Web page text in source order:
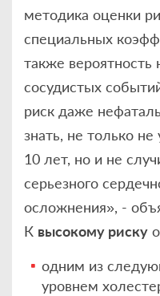
методика оценки
специальных
также
сосудистых
риск даже
знать, не только
10 лет, но и не
серьезного
осложнения», -
К высокому риску
одним из
уровнем